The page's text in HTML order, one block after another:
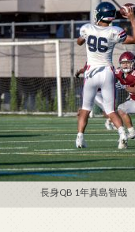
長身QB 1年真島智哉